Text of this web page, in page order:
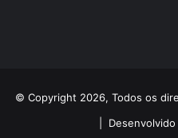
© Copyright 2026, Todos os